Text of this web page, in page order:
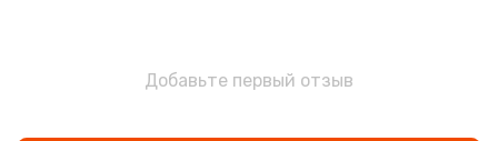
Добавьте первый отзыв